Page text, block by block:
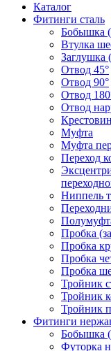
Каталог
Фитинги сталь
Бобышка
Втулка
Заглушка
Отвод 45°
Отвод 90°
Отвод
Отвод
Муфта
Муфта
Переход
Ниппель
Пробка
Пробка
Пробка
Пробка
Тройник
Тройник
Тройник
Фитинги
Бобышка
Футорка